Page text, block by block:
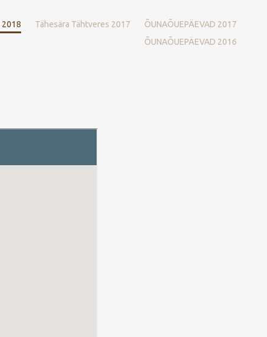
2018 Tähesära Tähtveres 2017
ÕUNAÕUEPÄEVAD 2017
ÕUNAÕUEPÄEVAD 2016